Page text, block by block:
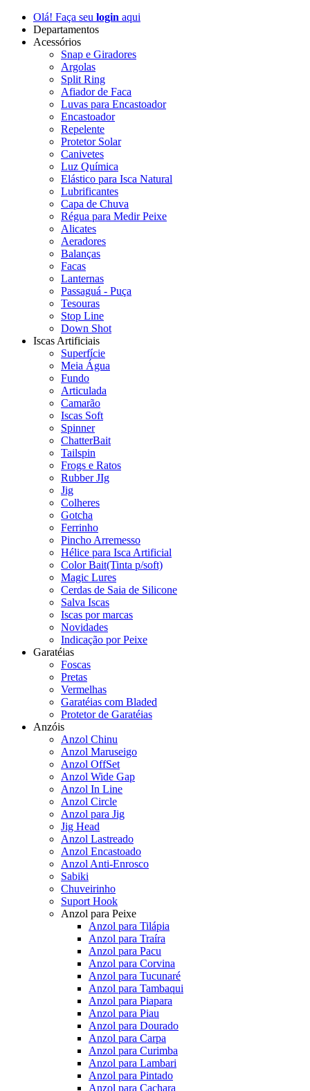
Olá! Faça seu login aqui
Departamentos
Acessórios
Snap e Giradores
Argolas
Split Ring
Afiador de Faca
Luvas para Encastoador
Encastoador
Repelente
Protetor Solar
Canivetes
Luz Química
Elástico para Isca Natural
Lubrificantes
Capa de Chuva
Régua para Medir Peixe
Alicates
Aeradores
Balanças
Facas
Lanternas
Passaguá - Puça
Tesouras
Stop Line
Down Shot
Iscas Artificiais
Superfície
Meia Água
Fundo
Articulada
Camarão
Iscas Soft
Spinner
ChatterBait
Tailspin
Frogs e Ratos
Rubber JIg
Jig
Colheres
Gotcha
Ferrinho
Pincho Arremesso
Hélice para Isca Artificial
Color Bait(Tinta p/soft)
Magic Lures
Cerdas de Saia de Silicone
Salva Iscas
Iscas por marcas
Novidades
Indicação por Peixe
Garatéias
Foscas
Pretas
Vermelhas
Garatéias com Bladed
Protetor de Garatéias
Anzóis
Anzol Chinu
Anzol Maruseigo
Anzol OffSet
Anzol Wide Gap
Anzol In Line
Anzol Circle
Anzol para Jig
Jig Head
Anzol Lastreado
Anzol Encastoado
Anzol Anti-Enrosco
Sabiki
Chuveirinho
Suport Hook
Anzol para Peixe
Anzol para Tilápia
Anzol para Traíra
Anzol para Pacu
Anzol para Corvina
Anzol para Tucunaré
Anzol para Tambaqui
Anzol para Piapara
Anzol para Piau
Anzol para Dourado
Anzol para Carpa
Anzol para Curimba
Anzol para Lambari
Anzol para Pintado
Anzol para Cachara